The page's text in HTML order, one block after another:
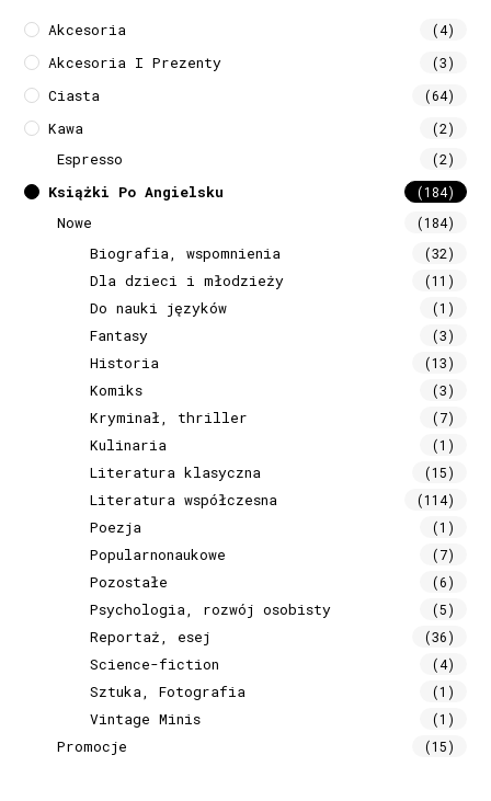
Akcesoria (4)
Akcesoria I Prezenty (3)
Ciasta (64)
Kawa (2)
Espresso (2)
Książki Po Angielsku (184)
Nowe (184)
Biografia, wspomnienia (32)
Dla dzieci i młodzieży (11)
Do nauki języków (1)
Fantasy (3)
Historia (13)
Komiks (3)
Kryminał, thriller (7)
Kulinaria (1)
Literatura klasyczna (15)
Literatura współczesna (114)
Poezja (1)
Popularnonaukowe (7)
Pozostałe (6)
Psychologia, rozwój osobisty (5)
Reportaż, esej (36)
Science-fiction (4)
Sztuka, Fotografia (1)
Vintage Minis (1)
Promocje (15)